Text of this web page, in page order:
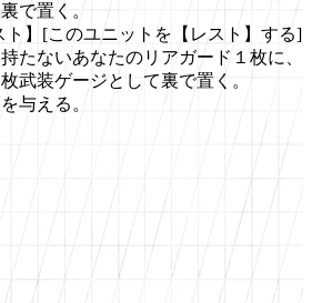
で置く。
ト】[このユニットを【レスト】する]
たないあなたのリアガード１枚に、
武装ゲージとして裏で置く。
与える。